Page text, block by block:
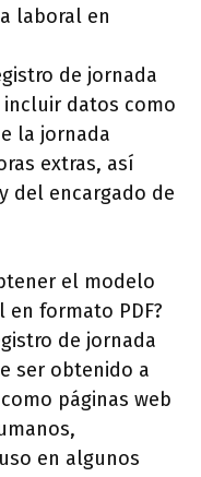
laboral en
de jornada
datos como
la jornada
extras, así
del encargado de
el modelo
formato PDF?
de jornada
ser obtenido a
páginas web
en algunos